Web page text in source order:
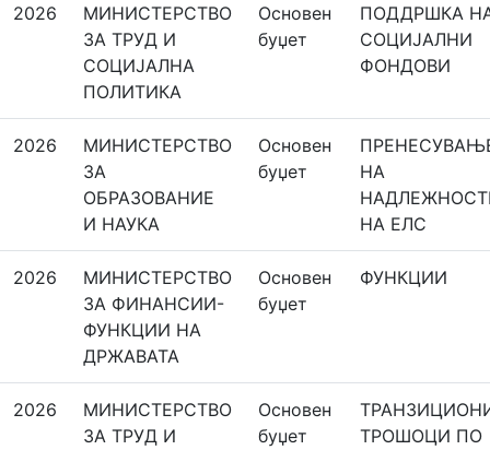
2026
МИНИСТЕРСТВО
ЗА ТРУД И
СОЦИЈАЛНА
ПОЛИТИКА
Основeн
буџет
ПОДДРШКА
СОЦИЈАЛНИ
ФОНДОВИ
2026
МИНИСТЕРСТВО
ЗА
ОБРАЗОВАНИЕ
И НАУКА
Основeн
буџет
НА
НА ЕЛС
2026
МИНИСТЕРСТВО
ЗА ФИНАНСИИ-
ФУНКЦИИ НА
ДРЖАВАТА
Основeн
буџет
ФУНКЦИИ
2026
МИНИСТЕРСТВО
ЗА ТРУД И
Основeн
буџет
ТРОШОЦИ ПО